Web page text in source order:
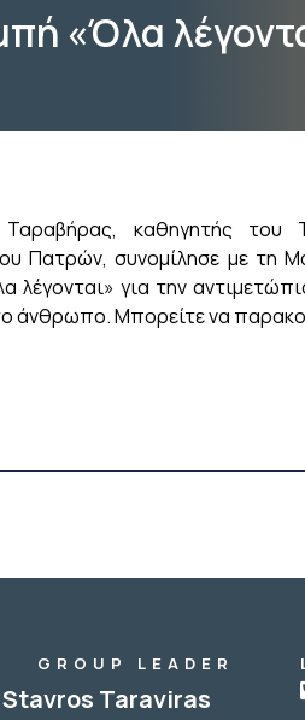
«Όλα
καθηγητής του
Πατρών, συνομίλησε με τη
λέγονται» για την
άνθρωπο. Μπορείτε να
GROUP LEADER
Stavros Taraviras